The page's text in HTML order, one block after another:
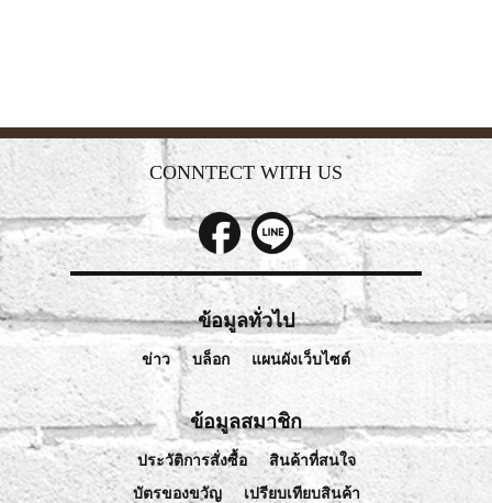
CONNTECT WITH US
ข้อมูลทั่วไป
ข่าว บล็อก แผนผังเว็บไซต์
ข้อมูลสมาชิก
ประวัติการสั่งซื้อ
สินค้าที่สนใจ
บัตรของขวัญ
เปรียบเทียบสินค้า